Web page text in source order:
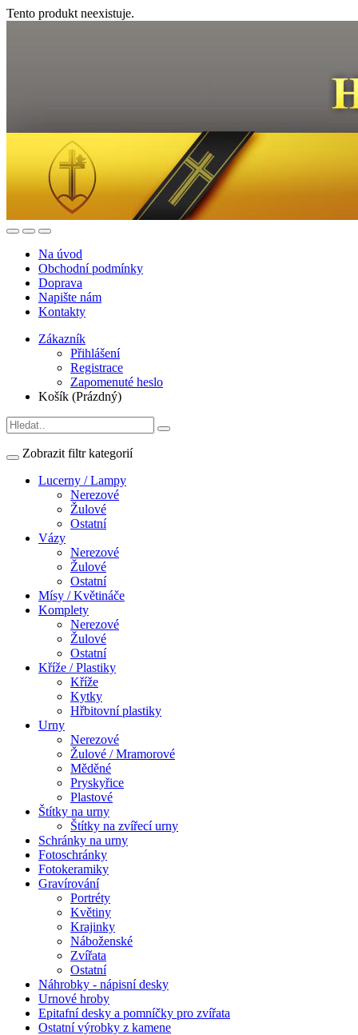
Tento produkt neexistuje.
Na úvod
Obchodní podmínky
Doprava
Napište nám
Kontakty
Zákazník
Přihlášení
Registrace
Zapomenuté heslo
Košík (Prázdný)
Zobrazit filtr kategorií
Lucerny / Lampy
Nerezové
Žulové
Ostatní
Vázy
Nerezové
Žulové
Ostatní
Mísy / Květináče
Komplety
Nerezové
Žulové
Ostatní
Kříže / Plastiky
Kříže
Kytky
Hřbitovní plastiky
Urny
Nerezové
Žulové / Mramorové
Měděné
Pryskyřice
Plastové
Štítky na urny
Štítky na zvířecí urny
Schránky na urny
Fotoschránky
Fotokeramiky
Gravírování
Portréty
Květiny
Krajinky
Náboženské
Zvířata
Ostatní
Náhrobky - nápisní desky
Urnové hroby
Epitafní desky a pomníčky pro zvířata
Ostatní výrobky z kamene